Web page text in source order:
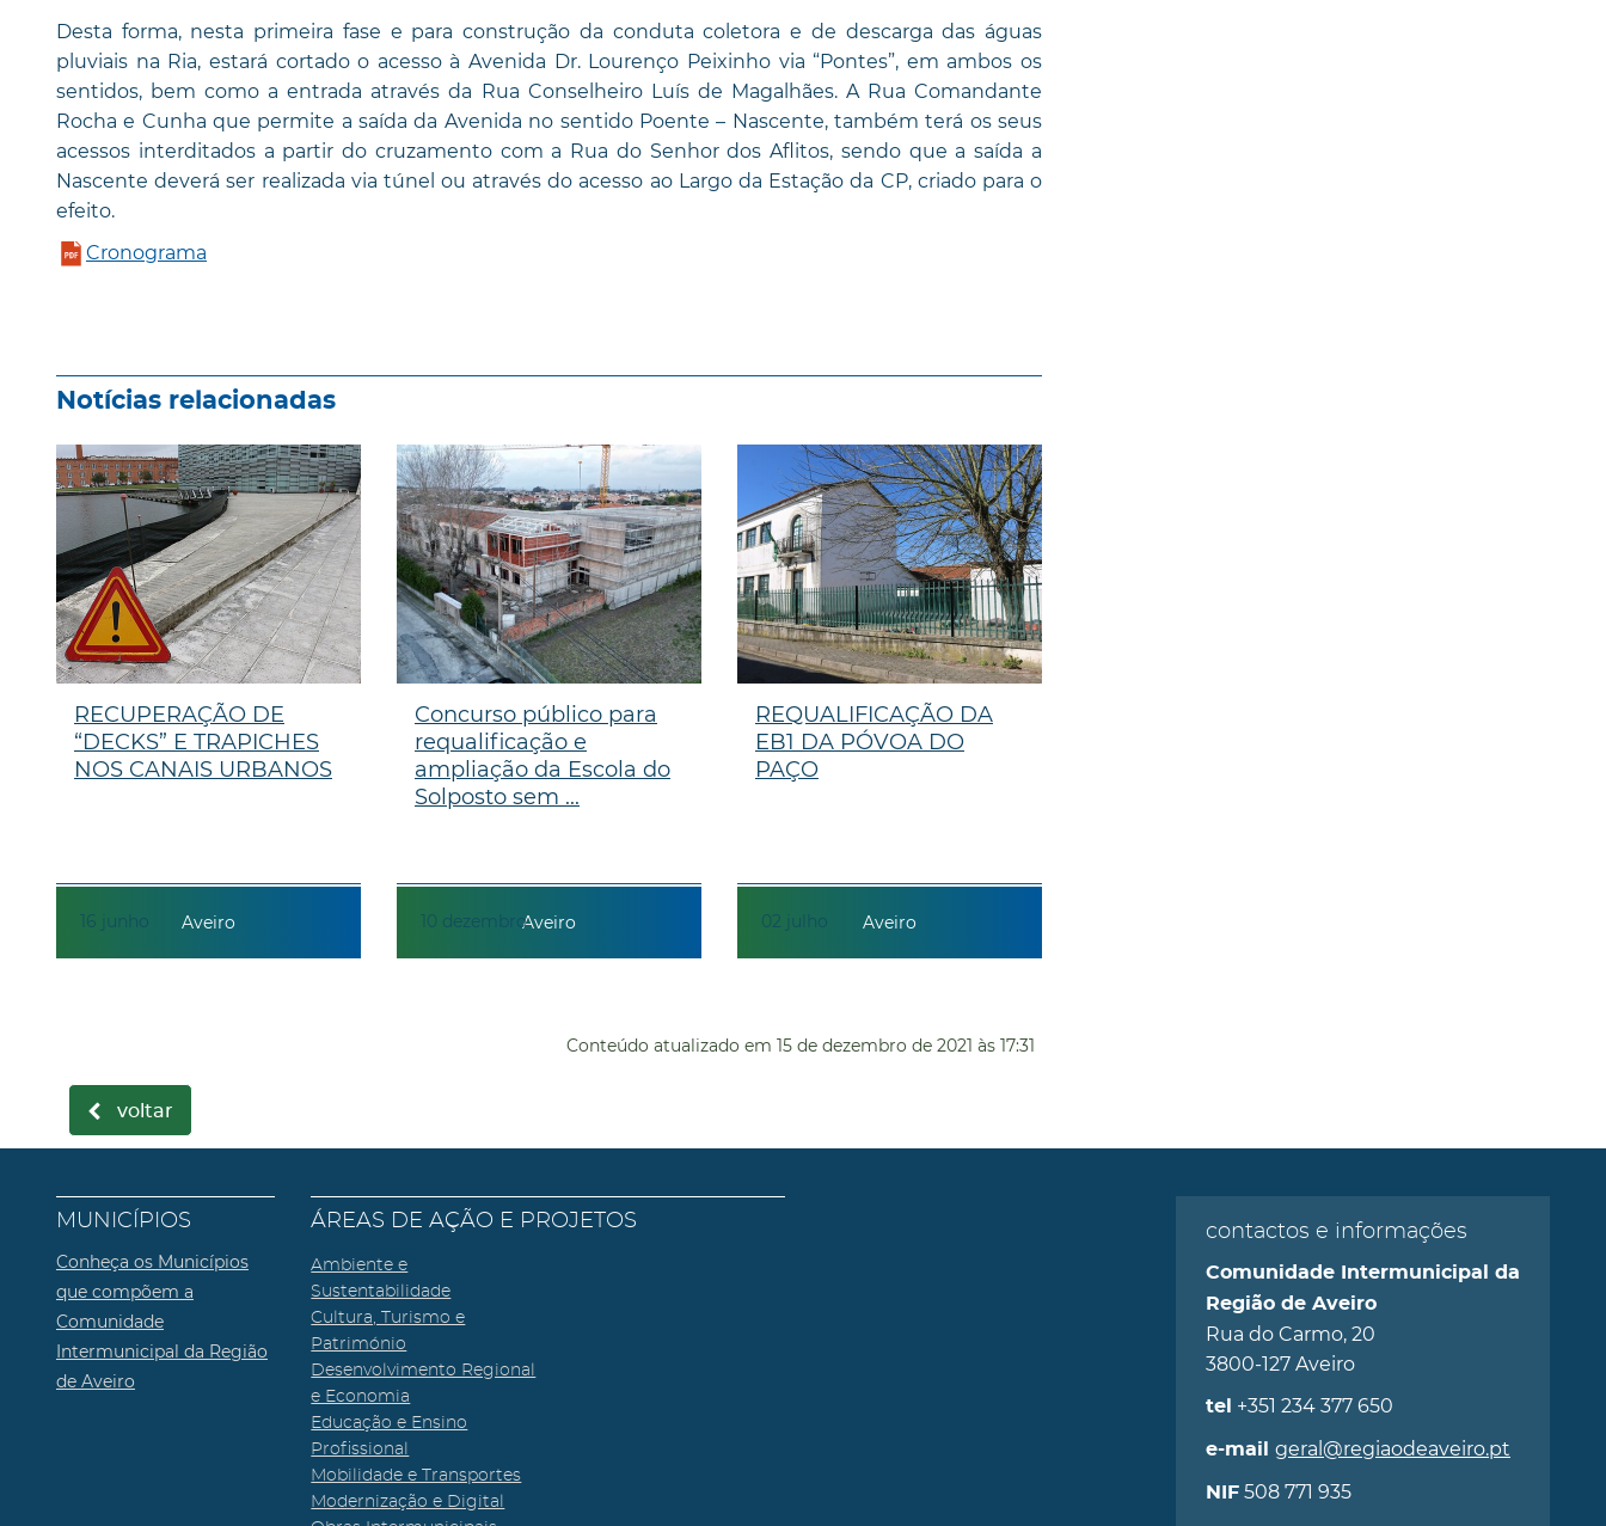
Desta forma, nesta primeira fase e para construção da conduta coletora e de descarga das águas
pluviais na Ria, estará cortado o acesso à Avenida Dr. Lourenço Peixinho via “Pontes”, em ambos os
sentidos, bem como a entrada através da Rua Conselheiro Luís de Magalhães. A Rua Comandante
Rocha e Cunha que permite a saída da Avenida no sentido Poente – Nascente, também terá os seus
acessos interditados a partir do cruzamento com a Rua do Senhor dos Aflitos, sendo que a saída a
Nascente deverá ser realizada via túnel ou através do acesso ao Largo da Estação da CP, criado para o
efeito.
Cronograma
Notícias relacionadas
16 junho
RECUPERAÇÃO DE
“DECKS” E TRAPICHES
NOS CANAIS URBANOS
Aveiro 10 dezembro
Concurso público para
requalificação e
ampliação da Escola do
Solposto sem ...
Aveiro 02 julho
REQUALIFICAÇÃO DA
EB1 DA PÓVOA DO
PAÇO
Aveiro
Conteúdo atualizado em 15 de dezembro de 2021 às 17:31
voltar
MUNICÍPIOS
Conheça os Municípios
que compõem a
Comunidade
Intermunicipal da Região
de Aveiro
ÁREAS DE AÇÃO E PROJETOS
Ambiente e
Sustentabilidade
Cultura, Turismo e
Património
Desenvolvimento Regional
e Economia
Educação e Ensino
Profissional
Mobilidade e Transportes
Modernização e Digital
contactos e informações
Comunidade Intermunicipal da
Região de Aveiro
Rua do Carmo, 20
3800-127 Aveiro
tel +351 234 377 650
e-mail geral@regiaodeaveiro.pt
NIF508 771 935